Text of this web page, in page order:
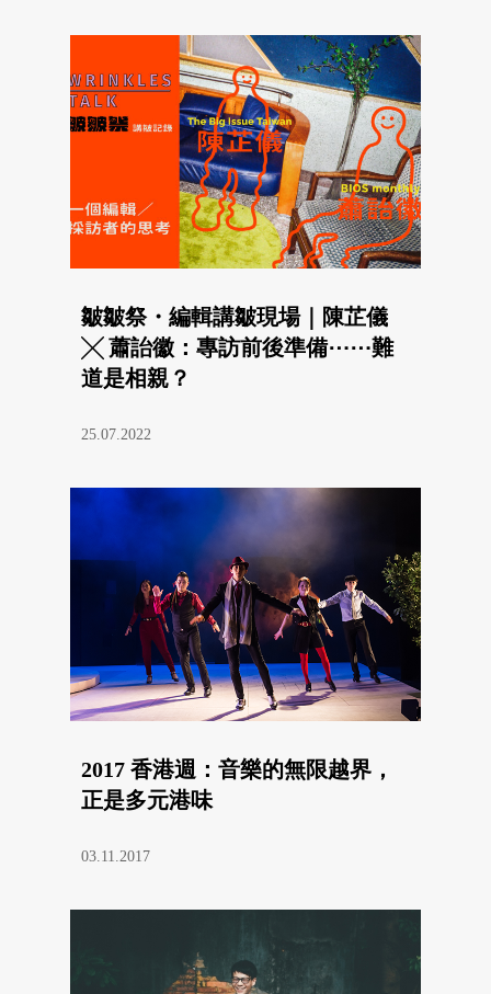
皺皺祭・編輯講皺現場｜陳芷儀
╳ 蕭詒徽：專訪前後準備⋯⋯難
道是相親？
25.07.2022
2017 香港週：音樂的無限越界，
正是多元港味
03.11.2017